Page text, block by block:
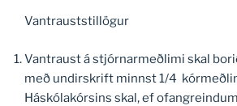
Vantrauststillögur
Vantraust á stjórnarmeðlimi skal
með undirskrift minnst 1/4
Háskólakórsins skal, ef